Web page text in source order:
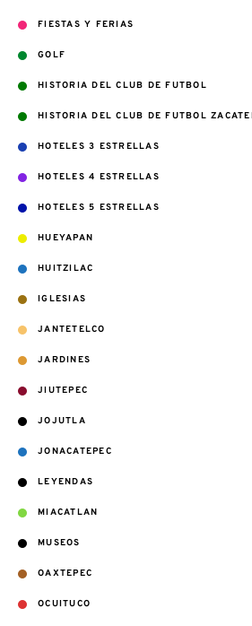
FIESTAS Y FERIAS
GOLF
HISTORIA DEL CLUB DE FUTBOL
HISTORIA DEL CLUB DE FUTBOL
HOTELES 3 ESTRELLAS
HOTELES 4 ESTRELLAS
HOTELES 5 ESTRELLAS
HUEYAPAN
HUITZILAC
IGLESIAS
JANTETELCO
JARDINES
JIUTEPEC
JOJUTLA
JONACATEPEC
LEYENDAS
MIACATLAN
MUSEOS
OAXTEPEC
OCUITUCO